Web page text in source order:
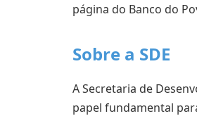
página do Banco do
Sobre a SDE
A Secretaria de
papel fundamental